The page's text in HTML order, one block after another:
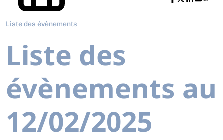
Liste des évènements
Liste des
évènements au
12/02/2025